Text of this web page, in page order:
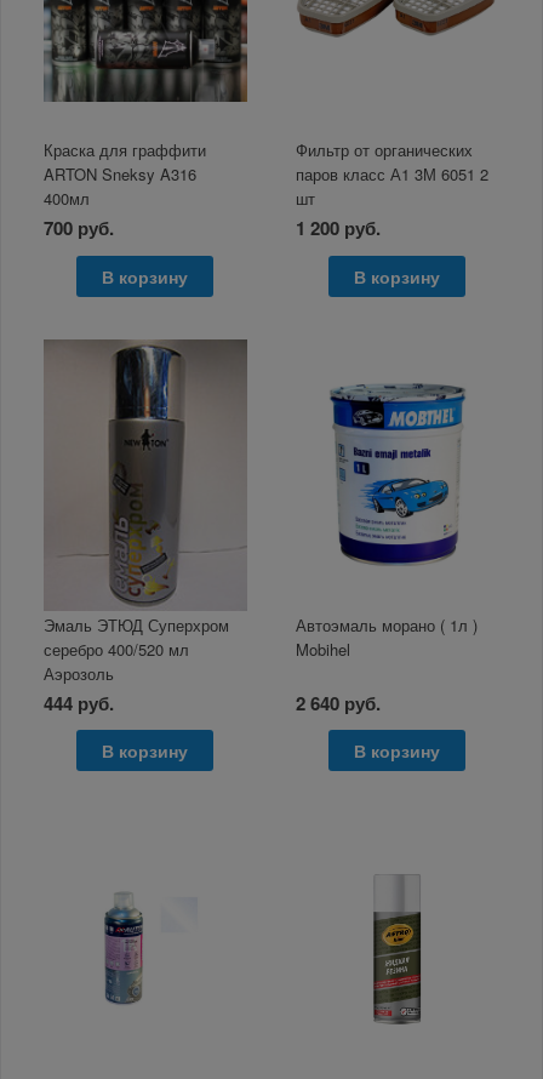
Краска для граффити
ARTON Sneksy A316
400мл
700 руб.
В корзину
Фильтр от органических
паров класс А1 3М 6051 2
шт
1 200 руб.
В корзину
Эмаль ЭТЮД Суперхром
серебро 400/520 мл
Аэрозоль
444 руб.
В корзину
Автоэмаль морано ( 1л )
Mobihel
2 640 руб.
В корзину